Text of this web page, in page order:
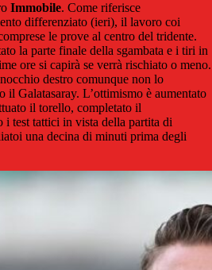
Immobile. Come riferisce
differenziato (ieri), il lavoro coi
le prove al centro del tridente.
la parte finale della sgambata e i tiri in
ore si capirà se verrà rischiato o meno.
destro comunque non lo
il Galatasaray. L’ottimismo è aumentato
il torello, completato il
i test tattici in vista della partita di
una decina di minuti prima degli